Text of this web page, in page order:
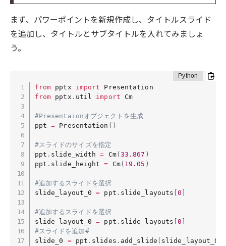
まず、パワーポイントを新規作成し、タイトルスライド
を追加し、タイトルとサブタイトルを入れてみましょ
う。
from pptx import
from pptx . util import Cm
#Presentaionオブジェクトを生成
ppt = Presentation ( )
#スライドのサイズを指定
ppt . slide_width = Cm( 33.867 )
ppt . slide_height = Cm( 19.05 )
#追加するスライドを選択
slide_layout_0 = ppt . slide_layouts [0
#追加するスライドを選択
slide_layout_0 = ppt . slide_layouts [0
#スライドを追加#
slide_0 = ppt . slides . add_slide ( slide_layout_0